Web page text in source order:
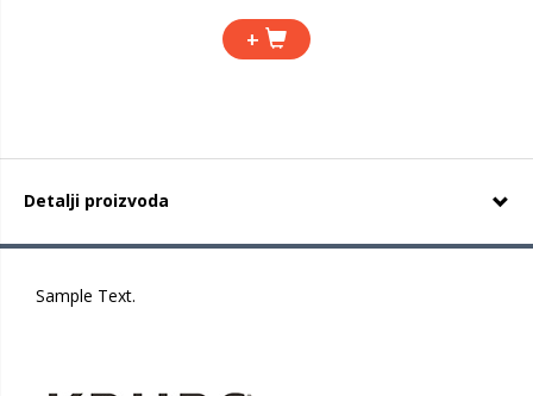
+
Detalji proizvoda
Sample Text.